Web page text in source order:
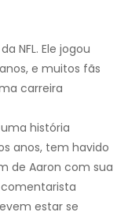
NFL. Ele jogou
e muitos fãs
carreira
história
anos, tem havido
de Aaron com sua
estar se